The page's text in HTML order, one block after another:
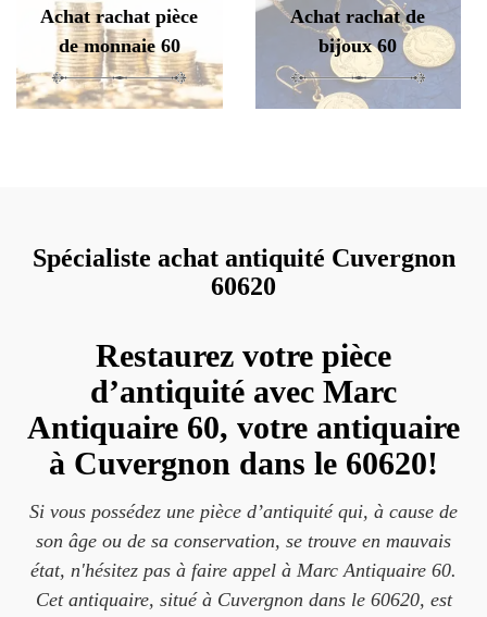
Achat rachat pièce
de monnaie 60
Achat rachat de
bijoux 60
Spécialiste achat antiquité Cuvergnon
60620
Restaurez votre pièce
d’antiquité avec Marc
Antiquaire 60, votre antiquaire
à Cuvergnon dans le 60620!
Si vous possédez une pièce d’antiquité qui, à cause de
son âge ou de sa conservation, se trouve en mauvais
état, n'hésitez pas à faire appel à Marc Antiquaire 60.
Cet antiquaire, situé à Cuvergnon dans le 60620, est